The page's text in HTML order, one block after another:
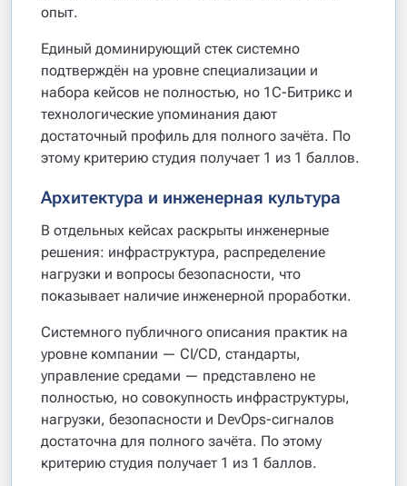
опыт.
Единый доминирующий стек системно
подтверждён на уровне специализации и
набора кейсов не полностью, но 1С-Битрикс и
технологические упоминания дают
достаточный профиль для полного зачёта. По
этому критерию студия получает 1 из 1 баллов.
Архитектура и инженерная культура
В отдельных кейсах раскрыты инженерные
решения: инфраструктура, распределение
нагрузки и вопросы безопасности, что
показывает наличие инженерной проработки.
Системного публичного описания практик на
уровне компании — CI/CD, стандарты,
управление средами — представлено не
полностью, но совокупность инфраструктуры,
нагрузки, безопасности и DevOps-сигналов
достаточна для полного зачёта. По этому
критерию студия получает 1 из 1 баллов.